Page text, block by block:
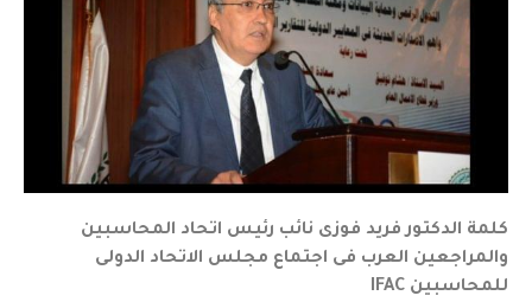
كلمة الدكتور فريد فوزى نائب رئيس اتحاد المحاسبين
والمراجعين العرب فى اجتماع مجلس الاتحاد الدولى
للمحاسبين IFAC